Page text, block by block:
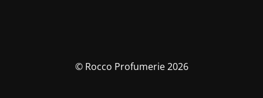
© Rocco Profumerie 2026